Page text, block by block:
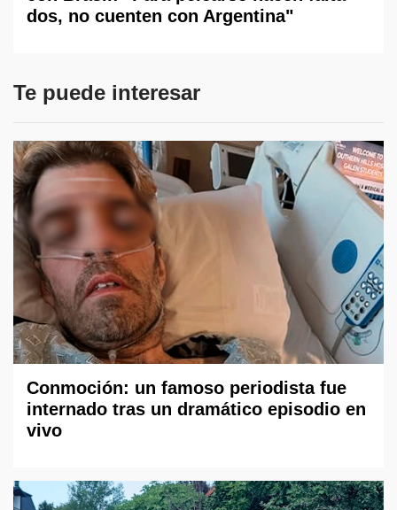
dos, no cuenten con Argentina"
Te puede interesar
Conmoción: un famoso periodista fue
internado tras un dramático episodio en
vivo